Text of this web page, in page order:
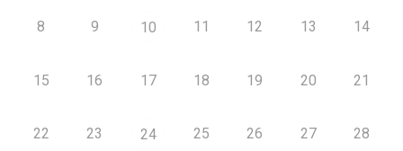
8 9 10 11 12 13 14
15 16 17 18 19 20 21
22 23 24 25 26 27 28